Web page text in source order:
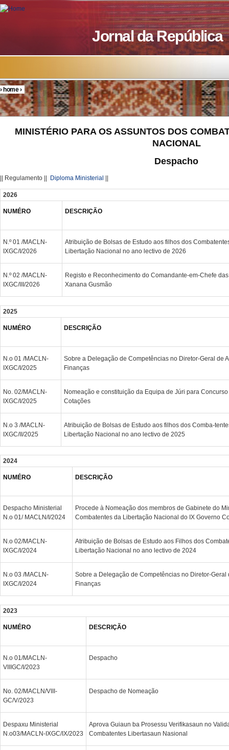
Skip to main content
Jornal da República
You are here
›home›
MINISTÉRIO PARA OS ASSUNTOS DOS
NACIONAL
Despacho
|| Regulamento || Diploma Ministerial ||
2026
NUMÉRO DESCRIÇÃO
N.º 01 /MACLN-
IXGC/I/2026
Atribuição de Bolsas de Estudo aos filhos dos
Libertação Nacional no ano lectivo de 2026
N.º 02 /MACLN-
IXGC/III/2026
Registo e Reconhecimento do Comandante-em-Chefe
Xanana Gusmão
2025
NUMÉRO DESCRIÇÃO
N.o 01 /MACLN-
IXGC/I/2025
Sobre a Delegação de Competências no Diretor-Geral de
Finanças
No. 02/MACLN-
IXGC/I/2025
Nomeação e constituição da Equipa de Júri para
Cotações
N.o 3 /MACLN-
IXGC/II/2025
Atribuição de Bolsas de Estudo aos filhos dos Comba-
Libertação Nacional no ano lectivo de 2025
2024
NUMÉRO DESCRIÇÃO
Despacho Ministerial
N.o 01/ MACLN/I/2024
Procede à Nomeação dos membros de Gabinete do
Combatentes da Libertação Nacional do IX Governo
N.o 02/MACLN-
IXGC/I/2024
Atribuição de Bolsas de Estudo aos Filhos dos
Libertação Nacional no ano lectivo de 2024
N.o 03 /MACLN-
IXGC/I/2024
Sobre a Delegação de Competências no Diretor-Geral
Finanças
2023
NUMÉRO DESCRIÇÃO
N.o 01/MACLN-
VIIIGC/I/2023
Despacho
No. 02/MACLN/VIII-
GC/V/2023
Despacho de Nomeação
Despaxu Ministerial
N.o03/MACLN-IXGC/IX/2023
Aprova Guiaun ba Prosessu Verifikasaun no
Combatentes Libertasaun Nasional